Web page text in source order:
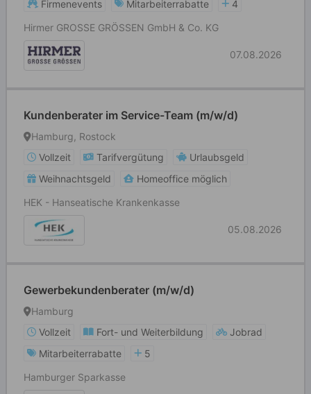
Firmenevents
Mitarbeiterrabatte
4
Hirmer GROSSE GRÖSSEN GmbH & Co. KG
07.08.2026
Kundenberater im Service-Team (m/w/d)
Hamburg, Rostock
Vollzeit
Tarifvergütung
Urlaubsgeld
Weihnachtsgeld
Homeoffice möglich
HEK - Hanseatische Krankenkasse
05.08.2026
Gewerbekundenberater (m/w/d)
Hamburg
Vollzeit
Fort- und Weiterbildung
Jobrad
Mitarbeiterrabatte
5
Hamburger Sparkasse